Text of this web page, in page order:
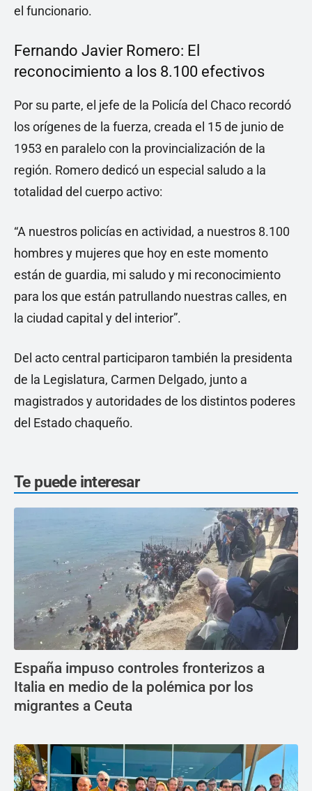
el funcionario.
Fernando Javier Romero: El
reconocimiento a los 8.100 efectivos
Por su parte, el jefe de la Policía del Chaco recordó
los orígenes de la fuerza, creada el 15 de junio de
1953 en paralelo con la provincialización de la
región. Romero dedicó un especial saludo a la
totalidad del cuerpo activo:
“A nuestros policías en actividad, a nuestros 8.100
hombres y mujeres que hoy en este momento
están de guardia, mi saludo y mi reconocimiento
para los que están patrullando nuestras calles, en
la ciudad capital y del interior”.
Del acto central participaron también la presidenta
de la Legislatura, Carmen Delgado, junto a
magistrados y autoridades de los distintos poderes
del Estado chaqueño.
Te puede interesar
España impuso controles fronterizos a
Italia en medio de la polémica por los
migrantes a Ceuta